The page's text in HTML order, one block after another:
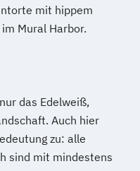
(DE/EN)
Medizintechnik
mit hippem
Mural Harbor.
das Edelweiß,
Auch hier
zu: alle
sind mit mindestens